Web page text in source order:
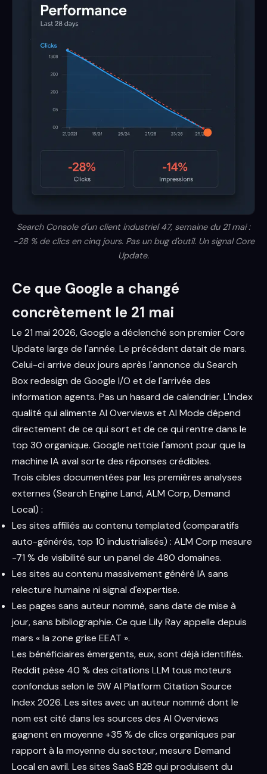
Search Console d'un client industriel 47, semaine du 21 mai :
-28 % de clics en cinq jours. Pas un bug d'outil. Un signal Core
Update.
Ce que Google a changé
concrètement le 21 mai
Le 21 mai 2026, Google a déclenché son premier Core
Update large de l'année. Le précédent datait de mars.
Celui-ci arrive deux jours après l'annonce du Search
Box redesign de Google I/O et de l'arrivée des
information agents. Pas un hasard de calendrier. L'index
qualité qui alimente AI Overviews et AI Mode dépend
directement de ce qui sort et de ce qui rentre dans le
top 30 organique. Google nettoie l'amont pour que la
machine IA aval sorte des réponses crédibles.
Trois cibles documentées par les premières analyses
externes (Search Engine Land, ALM Corp, Demand
Local) :
Les sites affiliés au contenu templated (comparatifs
auto-générés, top 10 industrialisés) : ALM Corp mesure
-71 % de visibilité sur un panel de 480 domaines.
Les sites au contenu massivement généré IA sans
relecture humaine ni signal d'expertise.
Les pages sans auteur nommé, sans date de mise à
jour, sans bibliographie. Ce que Lily Ray appelle depuis
mars « la zone grise EEAT ».
Les bénéficiaires émergents, eux, sont déjà identifiés.
Reddit pèse 40 % des citations LLM tous moteurs
confondus selon le 5W AI Platform Citation Source
Index 2026. Les sites avec un auteur nommé dont le
nom est cité dans les sources des AI Overviews
gagnent en moyenne +35 % de clics organiques par
rapport à la moyenne du secteur, mesure Demand
Local en avril. Les sites SaaS B2B qui produisent du